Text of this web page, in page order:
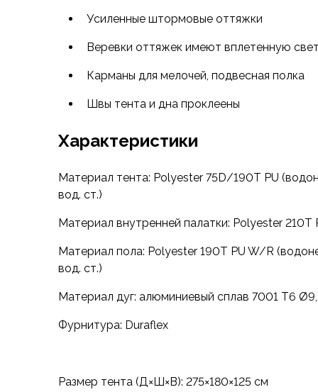
Неутепленные
Полуботинки
Трейловые кроссовки
Кроссовки треккинговые
Зимние
Болотные сапоги, забродники
Вкладыши
Гамаши, бахилы
Аксессуары для обуви
Уход за обувью
Сушилки для обуви
Ледоступы
Кроссовки
Усиленные штормовые оттяжки
Веревки оттяжек имеют вплетенную
Карманы для мелочей, подвесная полка
Швы тента и дна проклеены
Характеристики
Материал тента: Polyester 75D/190T PU
вод. ст.)
Материал внутренней палатки: Polyester
Материал пола: Polyester 190T PU W/R
вод. ст.)
Материал дуг: алюминиевый сплав 7001 T6
Фурнитура: Duraflex
Размер тента (Д×Ш×В): 275×180×125 см